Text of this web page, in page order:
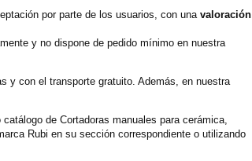
por parte de los usuarios, con una valoración
y no dispone de pedido mínimo en nuestra
y con el transporte gratuito. Además, en nuestra
de Cortadoras manuales para cerámica,
Rubi en su sección correspondiente o utilizando